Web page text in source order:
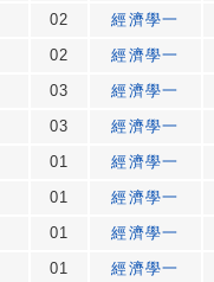
02
經濟學一
02
經濟學一
03
經濟學一
03
經濟學一
01
經濟學一
01
經濟學一
01
經濟學一
01
經濟學一